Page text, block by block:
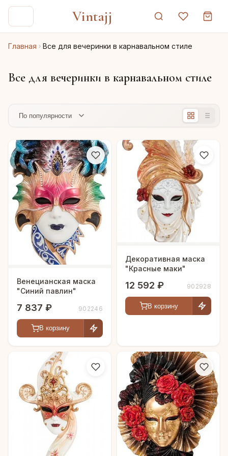
Vintajj
Главная Все для вечеринки в карнавальном стиле
Все для вечеринки в карнавальном стиле
Венецианская маска
"Синий павлин"
7 837 ₽ 902246
В корзину
Декоративная маска
"Красные маки"
12 592 ₽ 902928
В корзину